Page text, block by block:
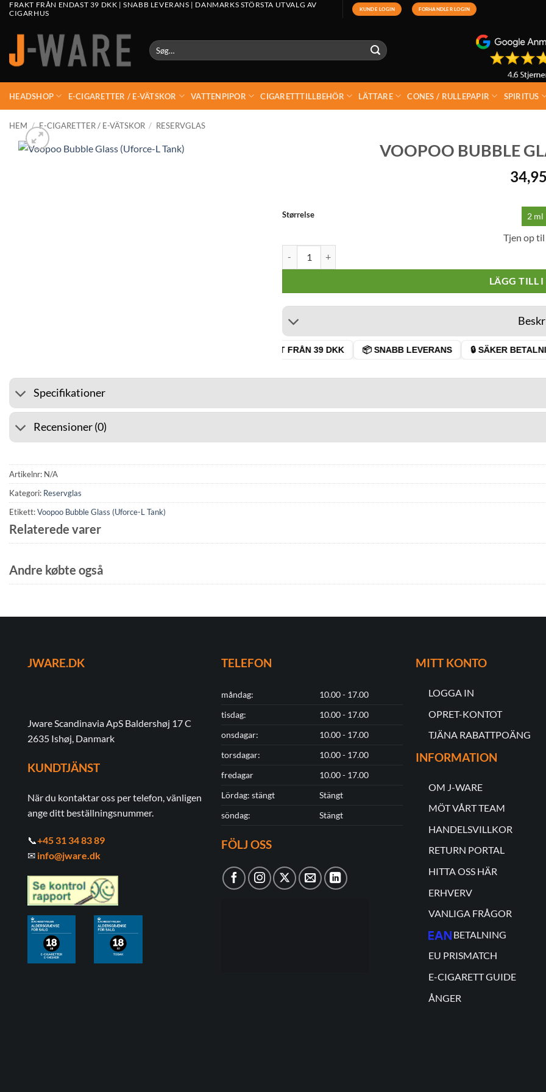
FRAKT FRÅN ENDAST 39 DKK | SNABB LEVERANS | DANMARKS STÖRSTA UTVALG AV
CIGARHUS
KUNDE LOGIN FORHANDLER LOGIN
Søg
efter:
HEADSHOP E-CIGARETTER / E-VÄTSKOR VATTENPIPOR CIGARETTTILLBEHÖR LÄTTARE CONES / RULLEPAPIR SPIRITUS
HEM / E-CIGARETTER / E-VÄTSKOR / RESERVGLAS
VOOPOO BUBBLE
34,95
Størrelse 2 ml
Tjen op til
LÄGG TILL
🚚 FRAKT FRÅN 39 DKK 📦 SNABB LEVERANS 🔒 SÄKER
Specifikationer
Recensioner (0)
Artikelnr: N/A
Kategori: Reservglas
Etikett:Voopoo Bubble Glass (Uforce-L Tank)
Relaterede varer
Andre købte også
JWARE.DK
Jware Scandinavia ApS Baldershøj 17 C
2635 Ishøj, Danmark
KUNDTJÄNST
När du kontaktar oss per telefon, vänligen
ange ditt beställningsnummer.
📞+45 31 34 83 89
✉ info@jware.dk
TELEFON
måndag:
10.00 - 17.00
tisdag:
10.00 - 17.00
onsdagar:
10.00 - 17.00
torsdagar:
10.00 - 17.00
fredagar
10.00 - 17.00
Lördag: stängt
Stängt
söndag:
Stängt
FÖLJ OSS
MITT KONTO
LOGGA IN
OPRET-KONTOT
TJÄNA RABATTPOÄNG
INFORMATION
OM J-WARE
MÖT VÅRT TEAM
HANDELSVILLKOR
RETURN PORTAL
HITTA OSS HÄR
ERHVERV
VANLIGA FRÅGOR
BETALNING
EU PRISMATCH
E-CIGARETT GUIDE
ÅNGER